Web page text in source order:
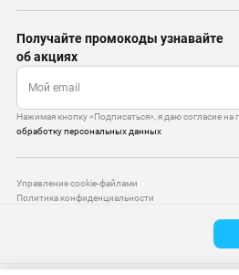
Получайте промокоды узнавайте
об акциях
Нажимая кнопку «Подписаться», я даю согласие
обработку персональных данных
Управление cookie-файлами
Политика конфиденциальности